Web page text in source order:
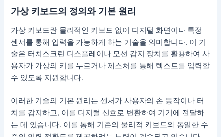
가상 키보드의 정의와 기본 원리
가상 키보드란 물리적인 키보드 없이 디지털 화면이나 특정
센서를 통해 입력을 가능하게 하는 기술을 의미합니다. 이 기
술은 터치스크린 디스플레이나 모션 감지 장치를 활용하여 사
용자가 가상의 키를 누르거나 제스처를 통해 텍스트를 입력할
수 있도록 지원합니다.
이러한 기술의 기본 원리는 센서가 사용자의 손 동작이나 터
치를 감지하고, 이를 디지털 신호로 변환하여 기기에 전달하
는 데 있습니다. 이를 통해 기존의 물리적 키보드와 동일한 수